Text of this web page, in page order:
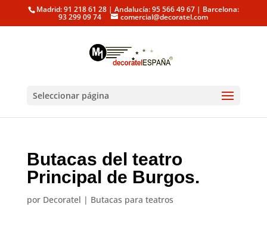
Madrid: 91 218 61 28 | Andalucía: 95 566 49 67 | Barcelona:
93 299 09 74 comercial@decoratel.com
Seleccionar página
Butacas del teatro
Principal de Burgos.
por Decoratel | Butacas para teatros